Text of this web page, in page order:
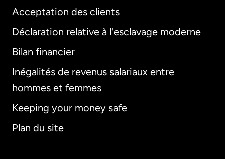
Acceptation des clients
Déclaration relative à l'esclavage moderne
Bilan financier
Inégalités de revenus salariaux entre
hommes et femmes
Keeping your money safe
Plan du site
International
Allemagne